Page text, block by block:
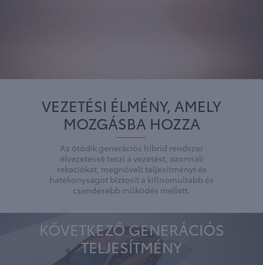
VEZETÉSI ÉLMÉNY, AMELY
MOZGÁSBA HOZZA
Az ötödik generációs hibrid rendszer
élvezetessé teszi a vezetést, azonnali
rekaciókat, megnövelt teljesítményt és
hatékonyságot biztosít a kifinomultabb és
csendesebb működés mellett.
KÖVETKEZŐ GENERÁCIÓS
TELJESÍTMÉNY